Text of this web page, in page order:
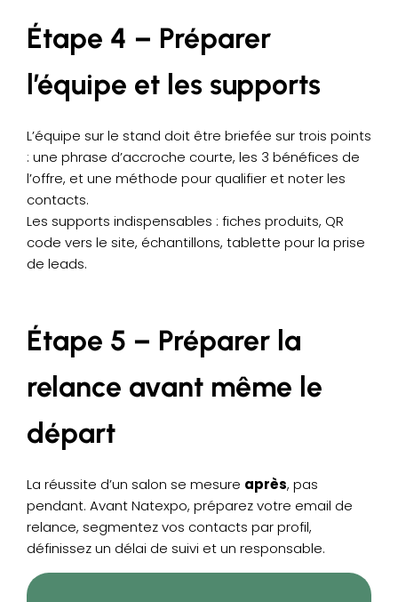
Étape 4 – Préparer
l’équipe et les supports
L’équipe sur le stand doit être briefée sur trois points
: une phrase d’accroche courte, les 3 bénéfices de
l’offre, et une méthode pour qualifier et noter les
contacts.
Les supports indispensables : fiches produits, QR
code vers le site, échantillons, tablette pour la prise
de leads.
Étape 5 – Préparer la
relance avant même le
départ
La réussite d’un salon se mesure après, pas
pendant. Avant Natexpo, préparez votre email de
relance, segmentez vos contacts par profil,
définissez un délai de suivi et un responsable.